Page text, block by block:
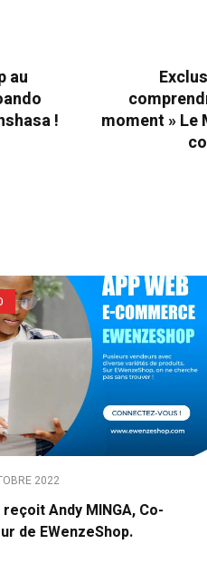
au
!
moment » Le
2022
Andy MINGA, Co-
de EWenzeShop.